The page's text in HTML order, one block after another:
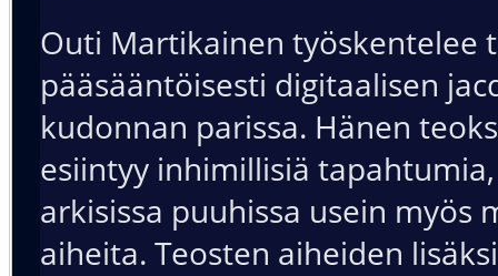
Outi Martikainen työskentelee
pääsääntöisesti digitaalisen
kudonnan parissa. Hänen
esiintyy inhimillisiä
arkisissa puuhissa usein myös
aiheita. Teosten aiheiden